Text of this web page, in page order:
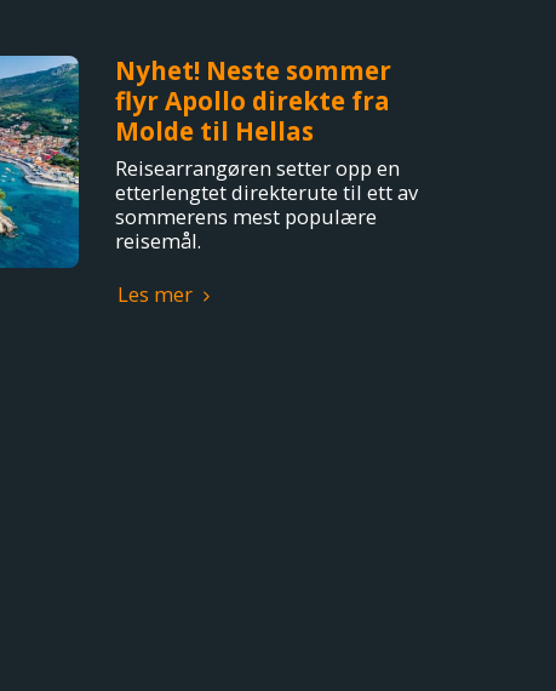
Nyhet! Neste sommer
flyr Apollo direkte fra
Molde til Hellas
Reisearrangøren setter opp en
etterlengtet direkterute til ett av
sommerens mest populære
reisemål.
Les mer